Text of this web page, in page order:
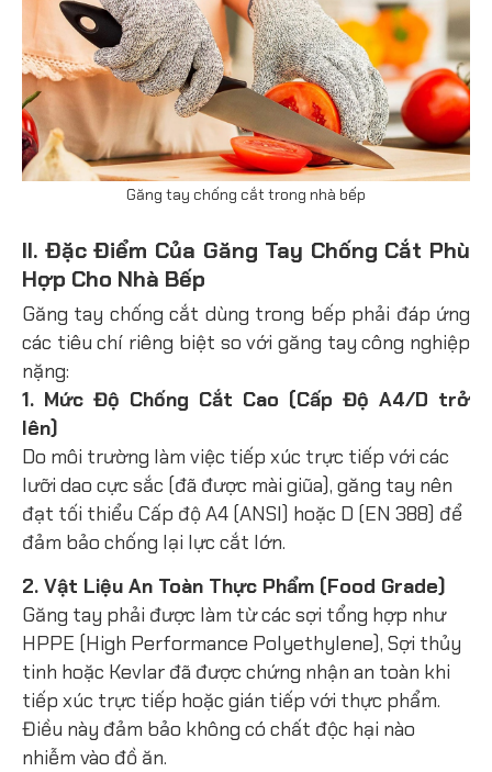
Găng tay chống cắt trong nhà bếp
II. Đặc Điểm Của Găng Tay Chống Cắt Phù
Hợp Cho Nhà Bếp
Găng tay chống cắt dùng trong bếp phải đáp ứng
các tiêu chí riêng biệt so với găng tay công nghiệp
nặng:
1. Mức Độ Chống Cắt Cao (Cấp Độ A4/D trở
lên)
Do môi trường làm việc tiếp xúc trực tiếp với các
lưỡi dao cực sắc (đã được mài giũa), găng tay nên
đạt tối thiểu Cấp độ A4 (ANSI) hoặc D (EN 388) để
đảm bảo chống lại lực cắt lớn.
2. Vật Liệu An Toàn Thực Phẩm (Food Grade)
Găng tay phải được làm từ các sợi tổng hợp như
HPPE (High Performance Polyethylene), Sợi thủy
tinh hoặc Kevlar đã được chứng nhận an toàn khi
tiếp xúc trực tiếp hoặc gián tiếp với thực phẩm.
Điều này đảm bảo không có chất độc hại nào
nhiễm vào đồ ăn.